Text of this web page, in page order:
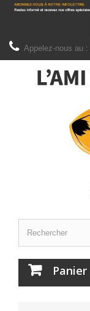
Appelez-nous au :
Panier